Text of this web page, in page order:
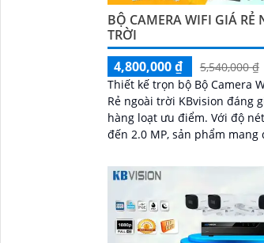
BỘ CAMERA WIFI GIÁ RẺ
TRỜI
4,800,000 ₫
5,540,000 ₫
Thiết kế trọn bộ Bộ Camera
Rẻ ngoài trời KBvision đáng
hàng loạt ưu điểm. Với độ nét lên
đến 2.0 MP, sản phẩm mang
vời